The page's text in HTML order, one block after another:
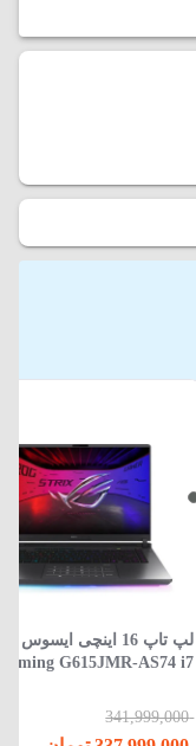
لپ‌ تاپ 16 اینچی ایسوس
G615JMR-AS74 i7
RTX5060-WIN 11
341,999,000